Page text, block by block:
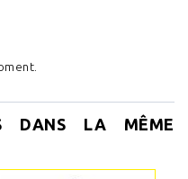
DANS LA MÊME